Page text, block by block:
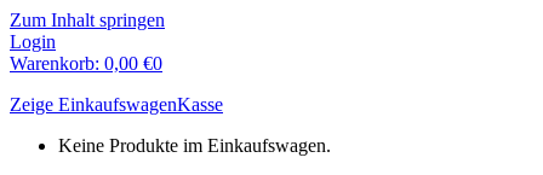
Zum Inhalt springen
Login
Warenkorb: 0,00 €0
Zeige EinkaufswagenKasse
Keine Produkte im Einkaufswagen.